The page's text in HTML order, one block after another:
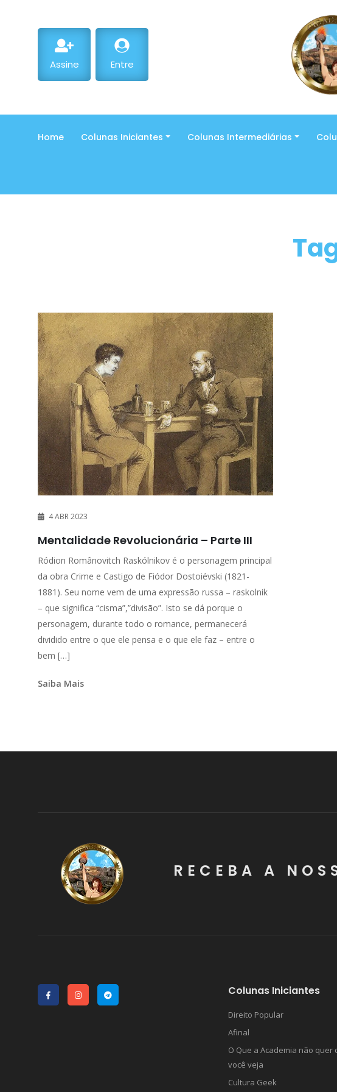
Assine Entre
Home Colunas Iniciantes Colunas Intermediárias
4 ABR 2023
Mentalidade Revolucionária – Parte III
Ródion Românovitch Raskólnikov é o personagem principal
da obra Crime e Castigo de Fiódor Dostoiévski (1821-
1881). Seu nome vem de uma expressão russa – raskolnik
– que significa “cisma”,”divisão”. Isto se dá porque o
personagem, durante todo o romance, permanecerá
dividido entre o que ele pensa e o que ele faz – entre o
bem […]
Saiba Mais
RECEBA A
Colunas Iniciantes
Direito Popular
Afinal
O Que a Academia não quer
você veja
Cultura Geek